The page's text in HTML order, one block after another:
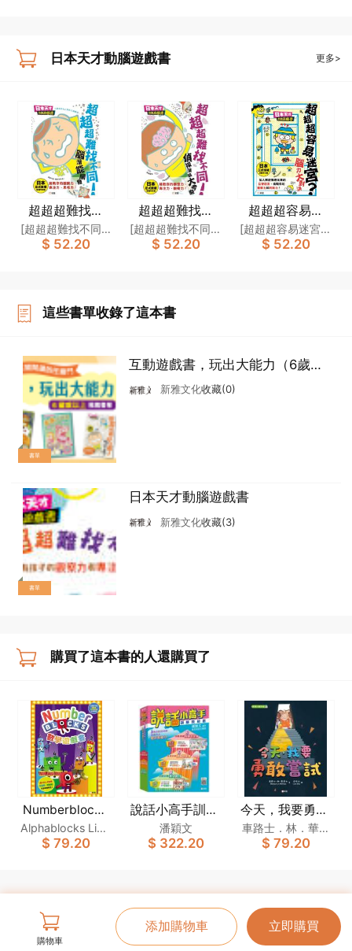
購物車
添加購物車 立即購買
[超超超難找找看！
裏？]製作委員會
日本天才動腦遊戲書 更多>
超超超難找不
同！腦潛能開發
[日本天才動腦遊
[超超超難找不同！
腦潛能開發]製作委
$ 52.20
超超超難找不
同！偵探頭腦大
考驗[日本天才動
[超超超難找不同！
偵探頭腦大考驗]製
$ 52.20
超超超容易迷
宮？腦力大對決
[日本天才動腦遊
[超超超容易迷宮？
腦力大對決]製作委
$ 52.20
這些書單收錄了這本書
書單
互動遊戲書，玩出大能力（6歲或
以上）新雅文化收藏(0)
書單
日本天才動腦遊戲書
新雅文化收藏(3)
購買了這本書的人還購買了
Numberblocks
數學遊戲書
Alphablocks Limit
ed
$ 79.20
說話小高手訓練
教材套
潘穎文
$ 322.20
今天，我要勇敢
嘗試[新雅．繪
本館]
車路士．林．華萊
士
$ 79.20